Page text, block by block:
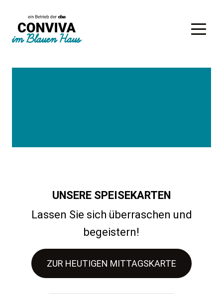
UNSERE SPEISEKARTEN
Lassen Sie sich überraschen und
begeistern!
ZUR HEUTIGEN MITTAGSKARTE